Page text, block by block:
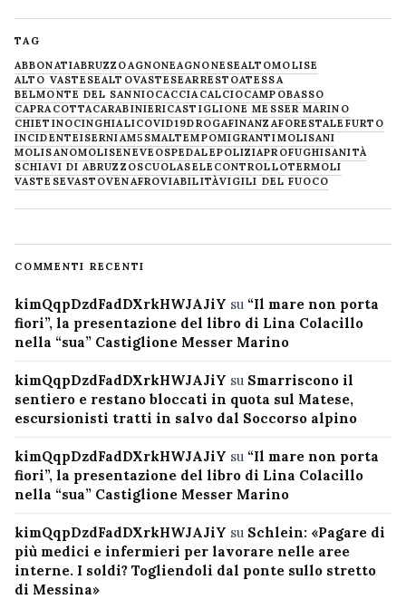
TAG
ABBONATIABRUZZOAGNONEAGNONESEALTOMOLISE
ALTO VASTESEALTOVASTESEARRESTOATESSA
BELMONTE DEL SANNIOCACCIA CALCIOCAMPOBASSO
CAPRACOTTACARABINIERICASTIGLIONE MESSER MARINO
CHIETINOCINGHIALICOVID19DROGAFINANZAFORESTALE FURTO
INCIDENTEISERNIAM5SMALTEMPOMIGRANTIMOLISANI
MOLISANOMOLISENEVE OSPEDALEPOLIZIAPROFUGHISANITÀ
SCHIAVI DI ABRUZZOSCUOLASELECONTROLLOTERMOLI
VASTESEVASTOVENAFROVIABILITÀVIGILI DEL FUOCO
COMMENTI RECENTI
kimQqpDzdFadDXrkHWJAJiY su “Il mare non porta
fiori”, la presentazione del libro di Lina Colacillo
nella “sua” Castiglione Messer Marino
kimQqpDzdFadDXrkHWJAJiY su Smarriscono il
sentiero e restano bloccati in quota sul Matese,
escursionisti tratti in salvo dal Soccorso alpino
kimQqpDzdFadDXrkHWJAJiY su “Il mare non porta
fiori”, la presentazione del libro di Lina Colacillo
nella “sua” Castiglione Messer Marino
kimQqpDzdFadDXrkHWJAJiY su Schlein: «Pagare di
più medici e infermieri per lavorare nelle aree
interne. I soldi? Togliendoli dal ponte sullo stretto
di Messina»